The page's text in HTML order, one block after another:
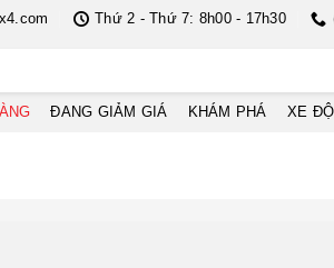
Thứ 2 - Thứ 7: 8h00 - 17h30
ĐANG GIẢM GIÁ KHÁM PHÁ XE ĐỘ